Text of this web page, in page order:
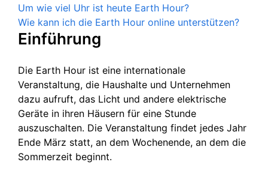
Um wie viel Uhr ist heute Earth Hour?
Wie kann ich die Earth Hour online unterstützen?
Einführung
Die Earth Hour ist eine internationale
Veranstaltung, die Haushalte und Unternehmen
dazu aufruft, das Licht und andere elektrische
Geräte in ihren Häusern für eine Stunde
auszuschalten. Die Veranstaltung findet jedes Jahr
Ende März statt, an dem Wochenende, an dem die
Sommerzeit beginnt.